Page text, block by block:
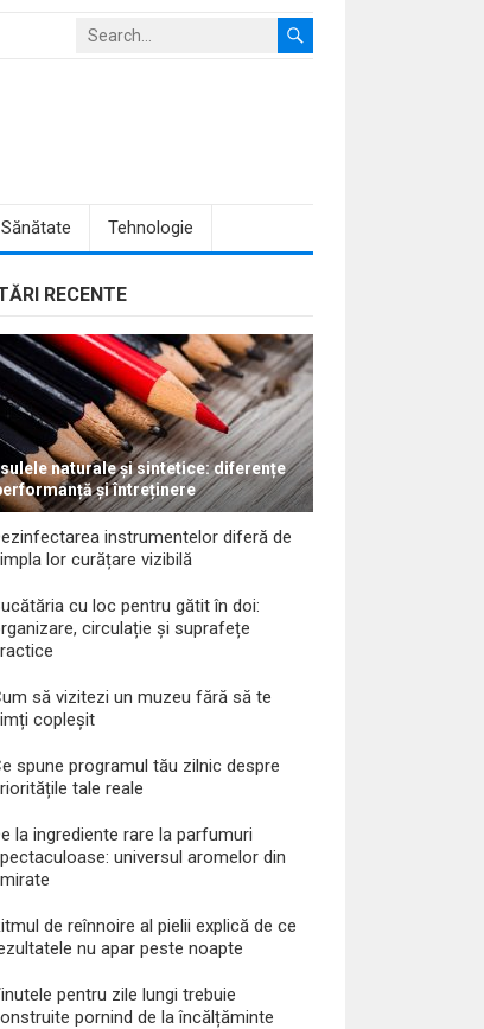
Sănătate Tehnologie
RECENTE
naturale și sintetice: diferențe
și întreținere
instrumentelor diferă de
lor curățare vizibilă
cu loc pentru gătit în doi:
circulație și suprafețe
să vizitezi un muzeu fără să te
copleșit
spune programul tău zilnic despre
tale reale
la ingrediente rare la parfumuri
universul aromelor din
de reînnoire al pielii explică de ce
nu apar peste noapte
pentru zile lungi trebuie
pornind de la încălțăminte